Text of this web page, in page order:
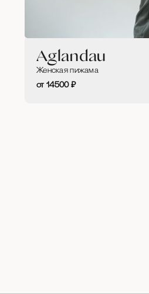
Aglandau
Женская пижама
14500₽